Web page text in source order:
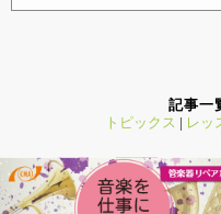
記事一
トピックス | レッ